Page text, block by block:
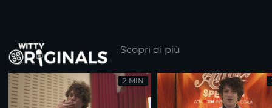
Scopri di più
2 MIN